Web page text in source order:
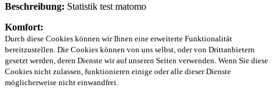
Beschreibung: Statistik test matomo
Komfort:
Durch diese Cookies können wir Ihnen eine erweiterte Funktionalität
bereitzustellen. Die Cookies können von uns selbst, oder von Drittanbietern
gesetzt werden, deren Dienste wir auf unseren Seiten verwenden. Wenn Sie diese
Cookies nicht zulassen, funktionieren einige oder alle dieser Dienste
möglicherweise nicht einwandfrei.